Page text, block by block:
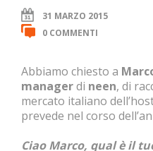
31 MARZO 2015
0 COMMENTI
Abbiamo chiesto a
managerdi neen, di
mercato italiano
prevede nel corso
Ciao Marco, qual è il